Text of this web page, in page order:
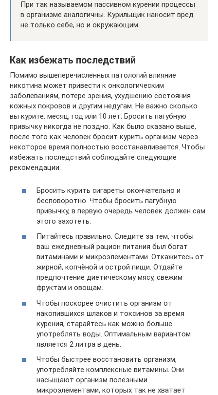
При так называемом пассивном курении процессы
в организме аналогичны. Курильщик наносит вред
не только себе, но и окружающим.
Как избежать последствий
Помимо вышеперечисленных патологий влияние
никотина может привести к онкологическим
заболеваниям, потере зрения, ухудшению состояния
кожных покровов и другим недугам. Не важно сколько
вы курите: месяц, год или 10 лет. Бросить пагубную
привычку никогда не поздно. Как было сказано выше,
после того как человек бросит курить организм через
некоторое время полностью восстанавливается. Чтобы
избежать последствий соблюдайте следующие
рекомендации:
Бросить курить сигареты окончательно и
бесповоротно. Чтобы бросить пагубную
привычку, в первую очередь человек должен сам
этого захотеть.
Питайтесь правильно. Следите за тем, чтобы
ваш ежедневный рацион питания был богат
витаминами и микроэлементами. Откажитесь от
жирной, копчёной и острой пищи. Отдайте
предпочтение диетическому мясу, свежим
фруктам и овощам.
Чтобы поскорее очистить организм от
накопившихся шлаков и токсинов за время
курения, старайтесь как можно больше
употреблять воды. Оптимальным вариантом
является 2 литра в день.
Чтобы быстрее восстановить организм,
употребляйте комплексные витамины. Они
насыщают организм полезными
микроэлементами, которых так не хватает